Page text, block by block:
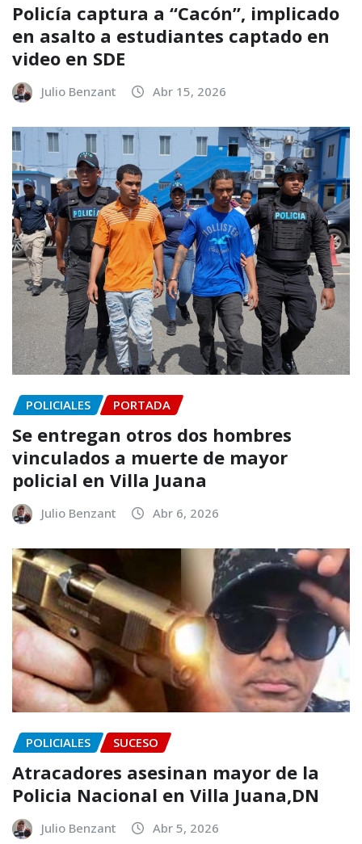
Policía captura a “Cacón”, implicado
en asalto a estudiantes captado en
video en SDE
Julio Benzant Abr 15, 2026
POLICIALES PORTADA
Se entregan otros dos hombres
vinculados a muerte de mayor
policial en Villa Juana
Julio Benzant Abr 6, 2026
POLICIALES SUCESO
Atracadores asesinan mayor de la
Policia Nacional en Villa Juana,DN
Julio Benzant Abr 5, 2026